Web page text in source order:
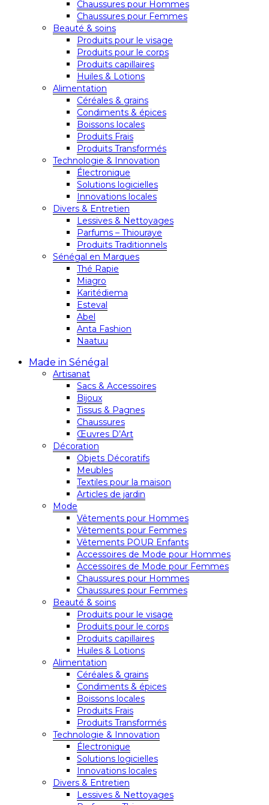
Chaussures pour Hommes
Chaussures pour Femmes
Beauté & soins
Produits pour le visage
Produits pour le corps
Produits capillaires
Huiles & Lotions
Alimentation
Céréales & grains
Condiments & épices
Boissons locales
Produits Frais
Produits Transformés
Technologie & Innovation
Électronique
Solutions logicielles
Innovations locales
Divers & Entretien
Lessives & Nettoyages
Parfums – Thiouraye
Produits Traditionnels
Sénégal en Marques
Thé Rapie
Miagro
Karitédiema
Esteval
Abel
Anta Fashion
Naatuu
Made in Sénégal
Artisanat
Sacs & Accessoires
Bijoux
Tissus & Pagnes
Chaussures
Œuvres D’Art
Décoration
Objets Décoratifs
Meubles
Textiles pour la maison
Articles de jardin
Mode
Vêtements pour Hommes
Vêtements pour Femmes
Vêtements POUR Enfants
Accessoires de Mode pour Hommes
Accessoires de Mode pour Femmes
Chaussures pour Hommes
Chaussures pour Femmes
Beauté & soins
Produits pour le visage
Produits pour le corps
Produits capillaires
Huiles & Lotions
Alimentation
Céréales & grains
Condiments & épices
Boissons locales
Produits Frais
Produits Transformés
Technologie & Innovation
Électronique
Solutions logicielles
Innovations locales
Divers & Entretien
Lessives & Nettoyages